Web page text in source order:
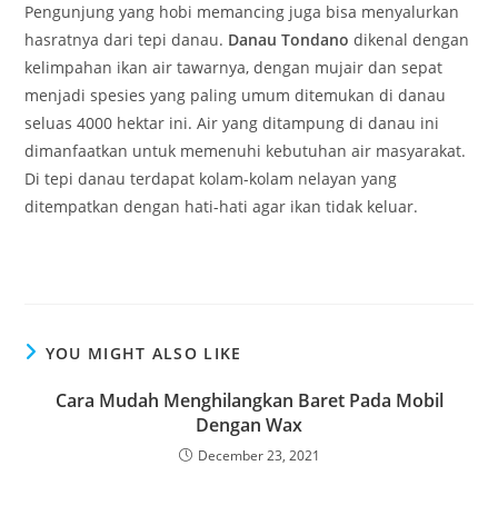
Pengunjung yang hobi memancing juga bisa menyalurkan
hasratnya dari tepi danau. Danau Tondano dikenal dengan
kelimpahan ikan air tawarnya, dengan mujair dan sepat
menjadi spesies yang paling umum ditemukan di danau
seluas 4000 hektar ini. Air yang ditampung di danau ini
dimanfaatkan untuk memenuhi kebutuhan air masyarakat.
Di tepi danau terdapat kolam-kolam nelayan yang
ditempatkan dengan hati-hati agar ikan tidak keluar.
YOU MIGHT ALSO LIKE
Cara Mudah Menghilangkan Baret Pada Mobil
Dengan Wax
December 23, 2021